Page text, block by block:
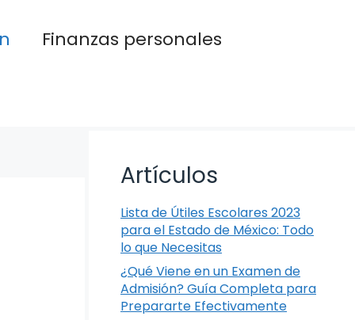
Finanzas personales
Artículos
Lista de Útiles Escolares 2023
para el Estado de México: Todo
lo que Necesitas
¿Qué Viene en un Examen de
Admisión? Guía Completa para
Prepararte Efectivamente